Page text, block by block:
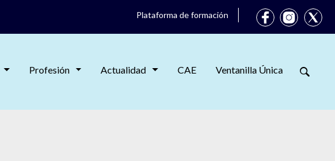
Plataforma de formación
Profesión Actualidad CAE Ventanilla Única